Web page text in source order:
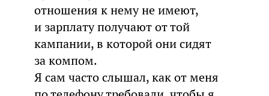
отношения к нему не имеют,
и зарплату получают от той
кампании, в которой они сидят
за компом.
Я сам часто слышал, как от меня